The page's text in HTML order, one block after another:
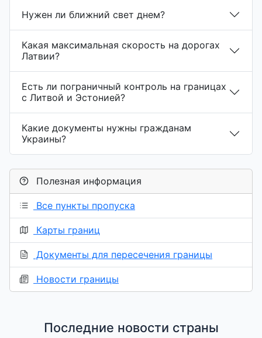
Нужен ли ближний свет днем?
Какая максимальная скорость на дорогах
Латвии?
Есть ли пограничный контроль на границах
с Литвой и Эстонией?
Какие документы нужны гражданам
Украины?
Полезная информация
Все пункты пропуска
Карты границ
Документы для пересечения границы
Новости границы
Последние новости страны